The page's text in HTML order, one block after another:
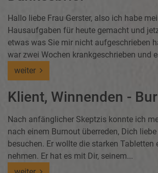
Hallo liebe Frau Gerster, also ich habe
Hausaufgaben für heute gemacht und
etwas was Sie mir nicht aufgeschrieben
war zwei Wochen krankgeschrieben und
weiter
Klient, Winnenden -
Nach anfänglicher Skeptzis konnte ich
nach einem Burnout überreden, Dich
besuchen. Er wollte die starken
nehmen. Er hat es mit Dir, seinem...